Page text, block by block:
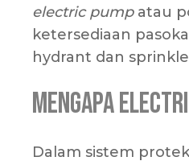
electric pumpatau
ketersediaan
hydrant dan
Mengapa
Dalam sistem